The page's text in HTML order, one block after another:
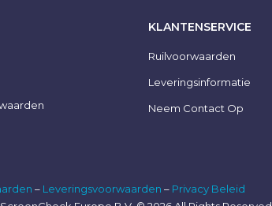
KLANTENSERVICE
Ruilvoorwaarden
Leveringsinformatie
Neem Contact Op
– Leveringsvoorwaarden – Privacy Beleid